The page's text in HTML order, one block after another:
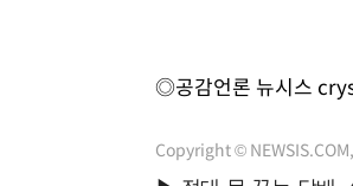
◎공감언론 뉴시스
Copyright ©